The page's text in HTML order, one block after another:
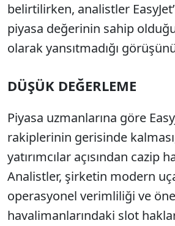
belirtilirken, analistler
piyasa değerinin sahip
olarak yansıtmadığı
DÜŞÜK DEĞERLEME
Piyasa uzmanlarına göre
rakiplerinin gerisinde
yatırımcılar açısından cazip
Analistler, şirketin modern
operasyonel verimliliği ve
havalimanlarındaki slot